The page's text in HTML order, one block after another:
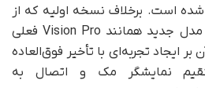
شده است. برخلاف نسخه اولیه که از
لنزهای شفاف بهره می‌برد، مدل جدید همانند Vision Pro فعلی
بر ایجاد تجربه‌ای با تأخیر فوق‌العاده
نمایشگر مک و اتصال به